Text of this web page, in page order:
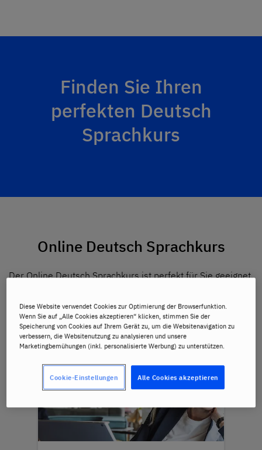
Finden Sie Ihren
perfekten Deutsch
Sprachkurs
Online Deutsch Sprachkurs
Der Online Deutsch Sprachkurs ist perfekt für Sie geeignet,
bieten verschiedene Online Trainingsformate an.
Diese Website verwendet Cookies zur Optimierung der Browserfunktion.
Wenn Sie auf „Alle Cookies akzeptieren“ klicken, stimmen Sie der
Speicherung von Cookies auf Ihrem Gerät zu, um die Websitenavigation zu
verbessern, die Websitenutzung zu analysieren und unsere
Marketingbemühungen (inkl. personalisierte Werbung) zu unterstützen.
Alle Cookies akzeptieren
Cookie-Einstellungen